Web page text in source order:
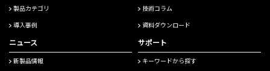
製品カテゴリ
導入事例
技術コラム
資料ダウンロード
ニュース
新製品情報
サポート
キーワードから探す